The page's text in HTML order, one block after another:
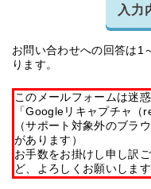
入力
お問い合わせへの回答は1
ります。
このメールフォームは迷
「Googleリキャプチャ（
（サポート対象外のブラ
があります）
お手数をお掛けし申し訳
ど、よろしくお願いします